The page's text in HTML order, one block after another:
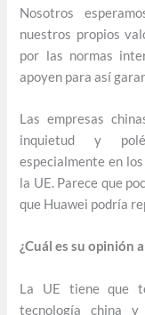
Nosotros
nuestros propios
por las normas
apoyen para así
Las empresas
inquietud y
especialmente en
la UE. Parece que
que Huawei podría
¿Cuál es su opinión
La UE tiene que
tecnología china